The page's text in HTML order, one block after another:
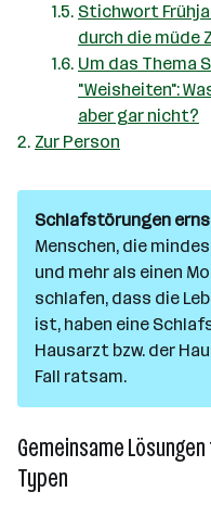
Stichwort
durch die müde
Um das Thema
"Weisheiten":
aber gar nicht?
Zur Person
Schlafstörungen
Menschen, die
und mehr als einen
schlafen, dass die
ist, haben eine
Hausarzt bzw. der
Fall ratsam.
Gemeinsame
Typen